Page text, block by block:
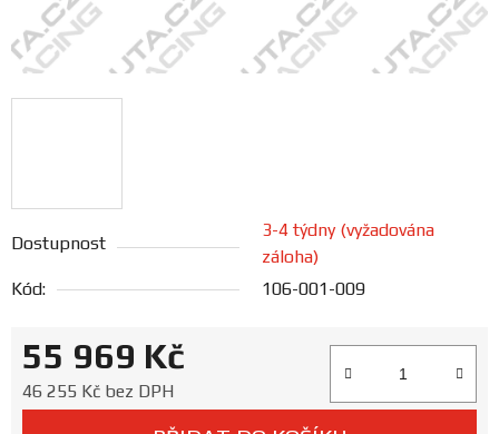
Doprava
a
katalogy
Prodejny
Dostupnost
3-4 týdny (vyžadována
záloha)
Kód:
106-001-009
55 969 Kč
46 255 Kč bez DPH